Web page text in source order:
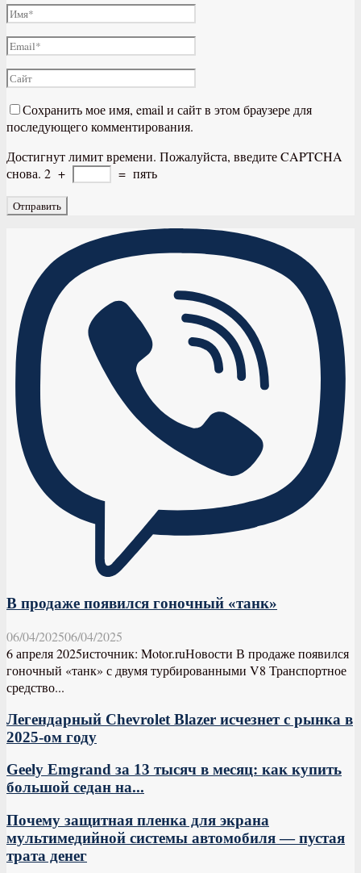
Сохранить мое имя, email и сайт в этом браузере для
последующего комментирования.
Достигнут лимит времени. Пожалуйста, введите CAPTCHA
снова. 2 + = пять
В продаже появился гоночный «танк»
06/04/202506/04/2025
6 апреля 2025источник: Motor.ruНовости В продаже появился
гоночный «танк» с двумя турбированными V8 Транспортное
средство...
Легендарный Chevrolet Blazer исчезнет с рынка в
2025-ом году
Geely Emgrand за 13 тысяч в месяц: как купить
большой седан на...
Почему защитная пленка для экрана
мультимедийной системы автомобиля — пустая
трата денег